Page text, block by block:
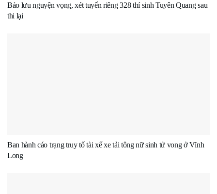
Bảo lưu nguyện vọng, xét tuyển riêng 328 thí sinh Tuyên Quang sau
thi lại
Ban hành cáo trạng truy tố tài xế xe tải tông nữ sinh tử vong ở Vĩnh
Long